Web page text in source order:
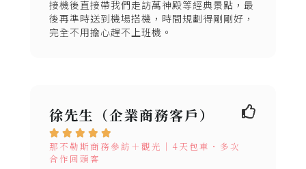
接機後直接帶我們走訪萬神殿等經典景點，最
後再準時送到機場搭機，時間規劃得剛剛好，
完全不用擔心趕不上班機。
徐先生（企業商務客戶）
    
那不勒斯商務參訪＋觀光｜4天包車・多次
合作回頭客